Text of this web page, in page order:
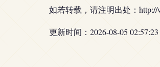
如若转载，请注明出处：http://
更新时间：2026-08-05 02:57:23